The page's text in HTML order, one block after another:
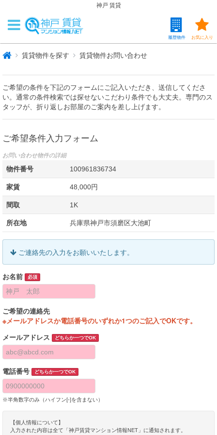
神戸 賃貸
お気に入り
履歴物件
賃貸物件を探す 賃貸物件お問い合わせ
ご希望の条件を下記のフォームにご記入いただき、送信してくださ
い。通常の条件検索では探せないこだわり条件でも大丈夫。専門のス
タッフが、折り返しお部屋のご案内を差し上げます。
ご希望条件入力フォーム
お問い合わせ物件の詳細
物件番号 100961836734
家賃 48,000円
間取 1K
所在地 兵庫県神戸市須磨区大池町
ご連絡先の入力をお願いいたします。
お名前 必須
ご希望の連絡先
※メールアドレスか電話番号のいずれか1つのご記入でOKです。
メールアドレス どちらか一つでOK
電話番号 どちらか一つでOK
※半角数字のみ（ハイフン[-]を含まない）
【個人情報について】
入力された内容は全て「神戸賃貸マンション情報NET」に通知されます。